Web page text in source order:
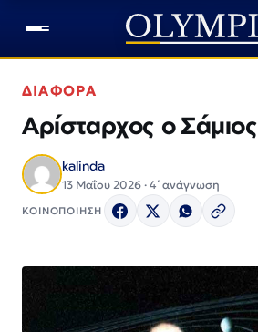
ΔΙΑΦΟΡΑ
Αρίσταρχος ο Σάμιος
kalinda
13 Μαΐου 2026 · 4΄ ανάγνωση
ΚΟΙΝΟΠΟΙΗΣΗ